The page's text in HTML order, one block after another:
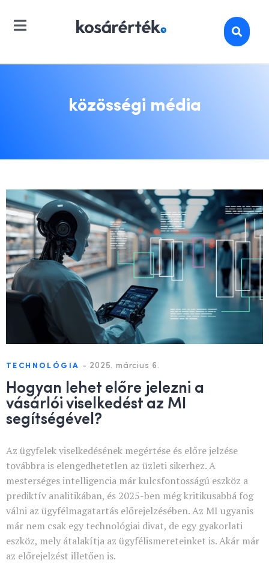
közösségi média
TECHNOLÓGIA - 2025. március 6.
Hogyan lehet előre jelezni a
vásárlói viselkedést az MI
segítségével?
Az ügyfelek viselkedésének megértése és előre jelzése
továbbra is elengedhetetlen az üzleti sikerhez. A
mesterséges intelligencia már kulcsfontosságú eszköz a
prediktív analitikában, és 2025-ben még kritikusabbá fog
válni az ügyfélmagatartás előrejelzésében. Az MI ugyanis
már nem csak egy technológiai divat, de egy gyakorlati
eszköz, mely átalakítja az ügyfélismereteinket is. Akár már
az előrejelzést illetően is.